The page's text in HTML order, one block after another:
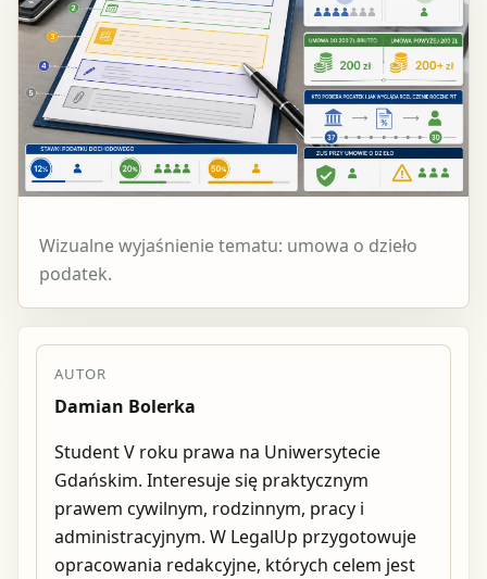
Wizualne wyjaśnienie tematu: umowa o dzieło
podatek.
AUTOR
Damian Bolerka
Student V roku prawa na Uniwersytecie
Gdańskim. Interesuje się praktycznym
prawem cywilnym, rodzinnym, pracy i
administracyjnym. W LegalUp przygotowuje
opracowania redakcyjne, których celem jest